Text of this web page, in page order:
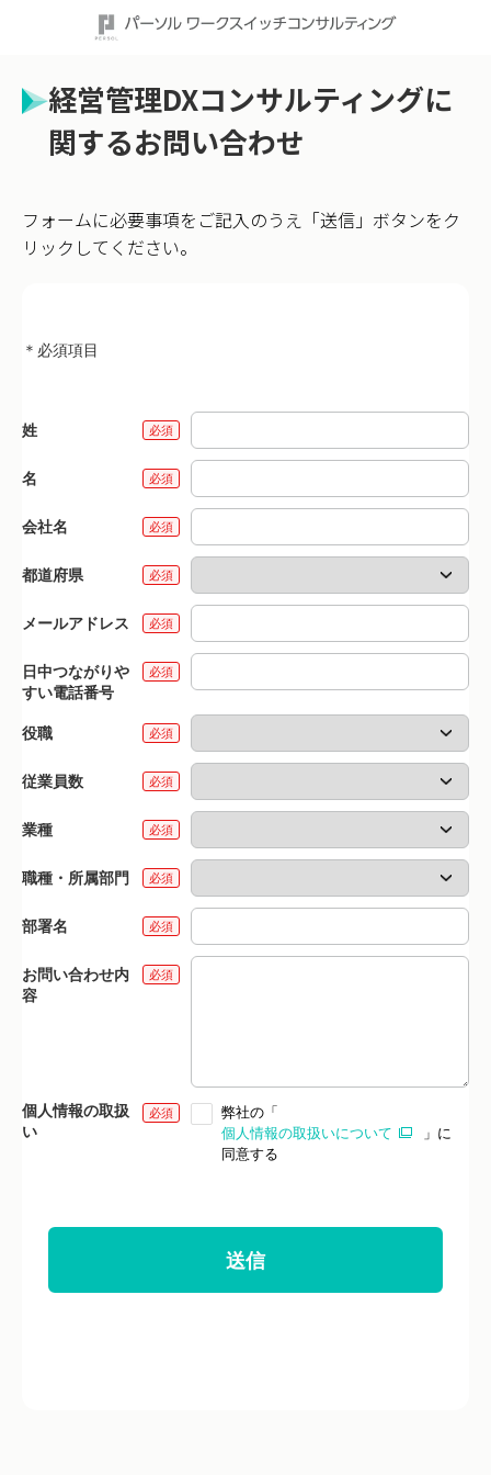
経営管理DXコンサルティングに
関するお問い合わせ
フォームに必要事項をご記入のうえ「送信」ボタンをク
リックしてください。